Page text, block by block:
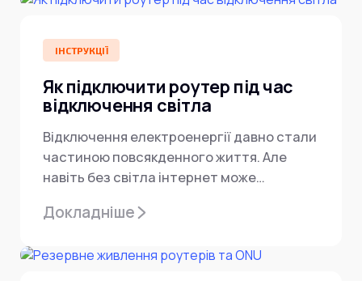
info@simnet.kiev.ua
Технічна підтримка:
03134, м. Київ, вул. Симиренко, 36,
корпус А, 3 поверх
ІНСТРУКЦІЇ
Як підключити роутер під час
відключення світла
Відключення електроенергії давно стали
частиною повсякденного життя. Але
навіть без світла інтернет може
правильно заживити роутер...
Докладніше